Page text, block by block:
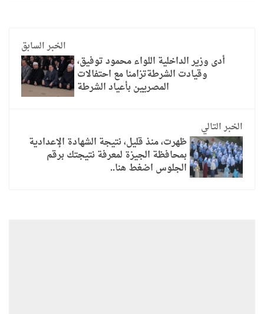
الخبر السابق
أدى وزير الداخلية اللواء محمود توفيق،
وقيادت الشرطةتزامنا مع احتفالات
المصريين بأعياد الشرطة
الخبر التالي
ظهرت، منذ قليل، نتيجة الشهادة الإعدادية
بمحافظة الجيزة لمعرفة نتيجتك برقم
الجلوس اضغط هنا..